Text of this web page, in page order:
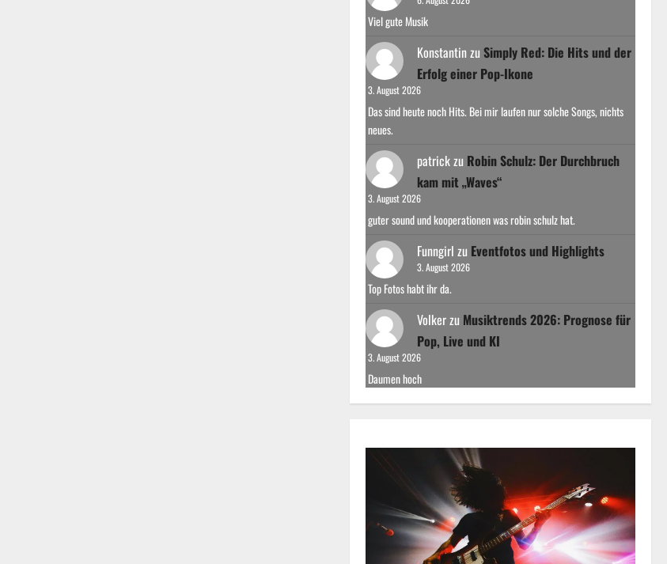
Viel gute Musik
Konstantinzu Simply Red: Die Hits und der
Erfolg einer Pop-Ikone
3. August 2026
Das sind heute noch Hits. Bei mir laufen nur solche Songs, nichts
neues.
patrickzu Robin Schulz: Der Durchbruch
kam mit „Waves“
3. August 2026
guter sound und kooperationen was robin schulz hat.
Funngirl zu Eventfotos und Highlights
3. August 2026
Top Fotos habt ihr da.
Volkerzu Musiktrends 2026: Prognose für
Pop, Live und KI
3. August 2026
Daumen hoch